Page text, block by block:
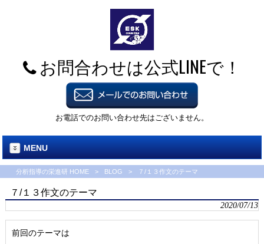
お問合わせは公式LINEで！
お電話でのお問い合わせ先はございません。
MENU
分析指導の栄進研 HOME > BLOG > ７/１３作文のテーマ
７/１３作文のテーマ
2020/07/13
前回のテーマは